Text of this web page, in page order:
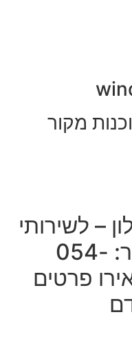
מקור
– לשירותי
מחשוב חייגו למספר: 054-
השאירו פרטים